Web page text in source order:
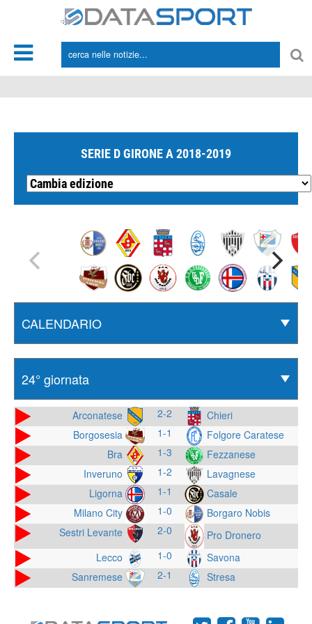
SERIE D GIRONE A 2018-2019
Arconatese 2-2
Chieri
Borgosesia
1-1
Folgore Caratese
Bra
1-3
Fezzanese
Inveruno
1-2
Lavagnese
Ligorna
1-1
Casale
Milano City
1-0
Borgaro Nobis
Sestri Levante
2-0
Pro Dronero
Lecco
1-0
Savona
Sanremese
2-1 Stresa